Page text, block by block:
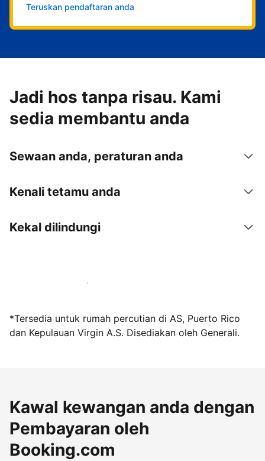
Teruskan pendaftaran anda
Jadi hos tanpa risau. Kami
sedia membantu anda
Sewaan anda, peraturan anda
Kenali tetamu anda
Kekal dilindungi
Jadi hos bersama kami hari ini
*Tersedia untuk rumah percutian di AS, Puerto Rico
dan Kepulauan Virgin A.S. Disediakan oleh Generali.
Kawal kewangan anda dengan
Pembayaran oleh
Booking.com